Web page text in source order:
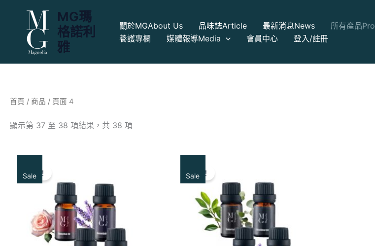
MG瑪
格諾利
雅
關於MGAbout Us 品味誌Article 最新消息News 所有產品
養護專欄
媒體報導Media 會員中心 登入/註冊
首頁 / 商品 / 頁面 4
顯示第 37 至 38 項結果，共 38 項
Sale
特賣！
格：
NT$1,746。
格：
NT$1,599。
Sale
特賣！
格：
NT$1,636。
格：
NT$1,599。